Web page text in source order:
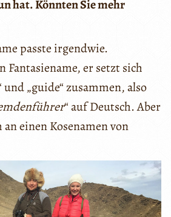
hat. Könnten Sie mehr
passte irgendwie.
Fantasiename, er setzt sich
„guide“ zusammen, also
“ auf Deutsch. Aber
einen Kosenamen von